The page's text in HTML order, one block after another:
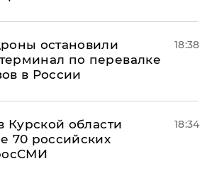
остановили
по перевалке
в России
18:38
Курской области
70 российских
18:34